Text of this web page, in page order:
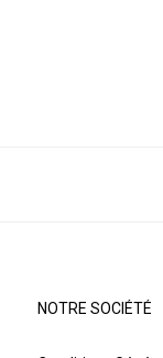
NOTRE SOCIÉTÉ